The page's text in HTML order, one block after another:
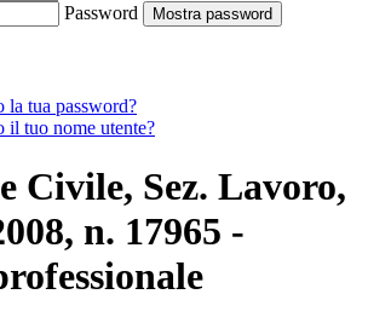
Password
Mostra password
la tua password?
il tuo nome utente?
Civile, Sez. Lavoro,
n. 17965 -